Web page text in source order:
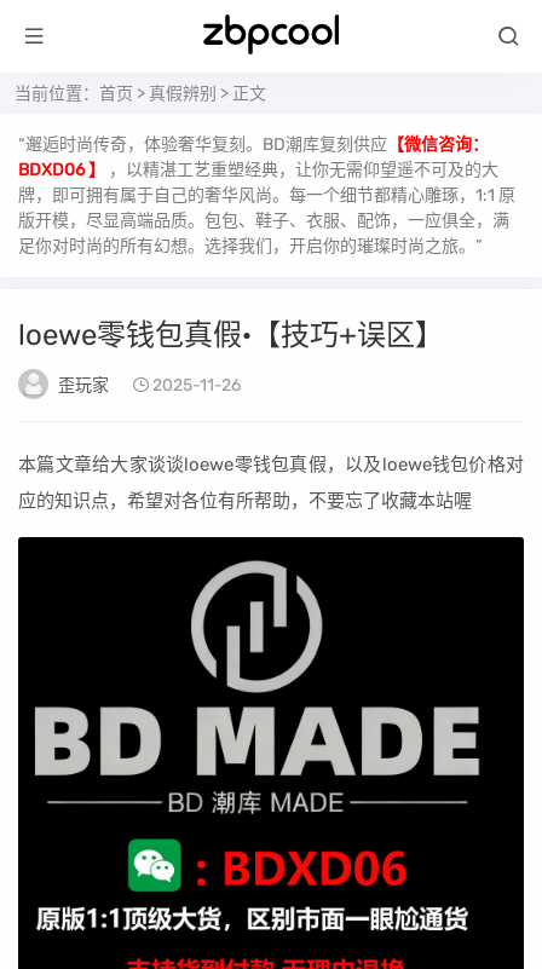
当前位置： 首页 > 真假辨别 > 正文
“邂逅时尚传奇，体验奢华复刻。BD潮库复刻供应 【微信咨询：
BDXD06 】
，以精湛工艺重塑经典，让你无需仰望遥不可及的大
牌，即可拥有属于自己的奢华风尚。每一个细节都精心雕琢，1:1 原
版开模，尽显高端品质。包包、鞋子、衣服、配饰，一应俱全，满
足你对时尚的所有幻想。选择我们，开启你的璀璨时尚之旅。”
loewe零钱包真假·【技巧+误区】
歪玩家 2025-11-26
本篇文章给大家谈谈loewe零钱包真假，以及loewe钱包价格对
应的知识点，希望对各位有所帮助，不要忘了收藏本站喔